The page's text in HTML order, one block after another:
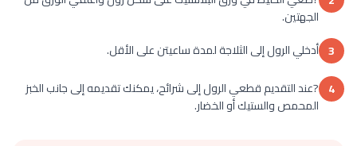
الجهتين.
3 أدخلي الرول إلى الثلاجة لمدة ساعيتن على الأقل.
4 ?عند التقديم قطعي الرول إلى شرائح، يمكنك تقديمه إلى جانب الخبز
المحمص والستيك أو الخضار.